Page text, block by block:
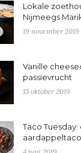
Lokale
Nijmeegs
19 november 2019
Vanille
passievrucht
15 oktober 2019
Taco
aardappeltaco